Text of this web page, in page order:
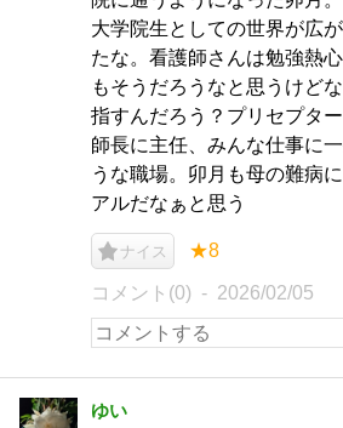
大学院生としての世界が広
たな。看護師さんは勉強熱
もそうだろうなと思うけど
指すんだろう？プリセプタ
師長に主任、みんな仕事に
うな職場。卯月も母の難病
アルだなぁと思う
ナイス ★8
コメント(0) 2026/02/05
ゆい